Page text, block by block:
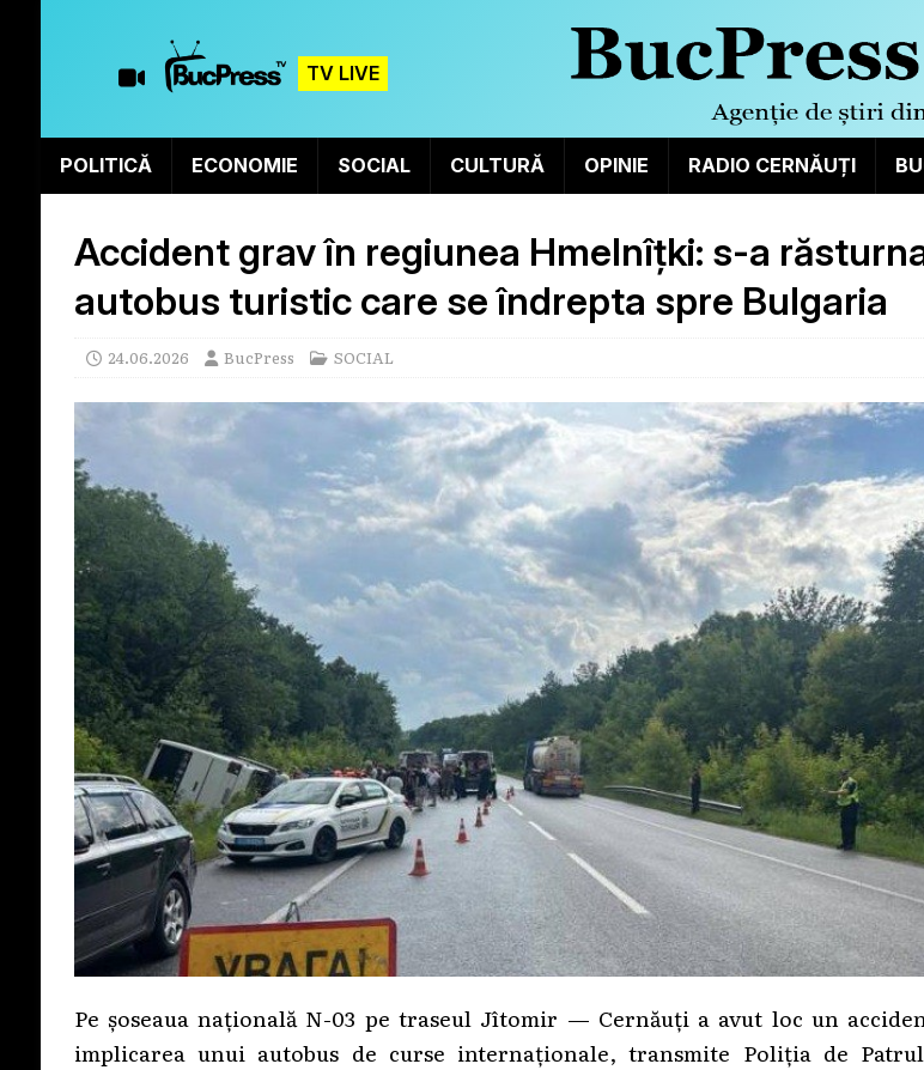
TV LIVE
POLITICĂ ECONOMIE SOCIAL CULTURĂ OPINIE RADIO CERNĂUȚI
Accident grav în regiunea Hmelnîțki: s-a
autobus turistic care se îndrepta spre Bulgaria
24.06.2026 BucPress SOCIAL
Pe șoseaua națională N-03 pe traseul Jîtomir — Cernăuți a avut loc un
implicarea unui autobus de curse internaționale, transmite Poliția de